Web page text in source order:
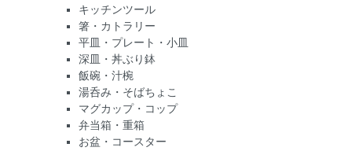
キッチンツール
箸・カトラリー
平皿・プレート・小皿
深皿・丼ぶり鉢
飯碗・汁椀
湯呑み・そばちょこ
マグカップ・コップ
弁当箱・重箱
お盆・コースター